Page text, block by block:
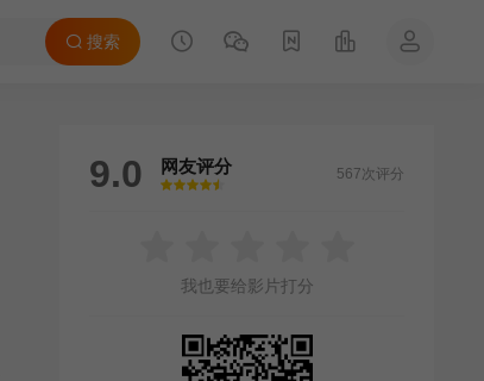
搜索
9.0 网友评分
很差
较差还行推荐力荐
567次评分
我也要给影片打分